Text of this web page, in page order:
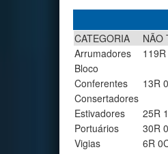
CATEGORIA
NÃO
Arrumadores
Bloco
Conferentes
13R
Consertadores
Estivadores
25R
Portuários
30R
Vigias
6R